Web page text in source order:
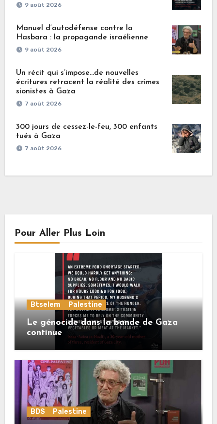
9 août 2026
Manuel d’autodéfense contre la
Hasbara : la propagande israélienne
9 août 2026
Un récit qui s’impose…de nouvelles
écritures retracent la réalité des crimes
sionistes à Gaza
7 août 2026
300 jours de cessez-le-feu, 300 enfants
tués à Gaza
7 août 2026
Pour Aller Plus Loin
Btselem Palestine
Le génocide dans la bande de Gaza
continue
BDS Palestine